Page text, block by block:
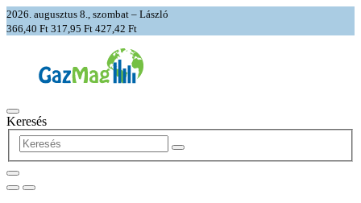
2026. augusztus 8., szombat – László
366,40 Ft 317,95 Ft 427,42 Ft
Keresés